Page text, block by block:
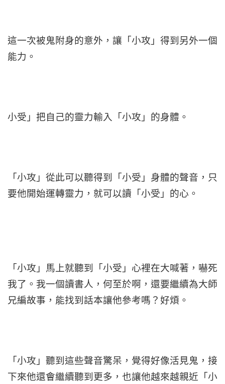
這一次被鬼附身的意外，讓「小攻」得到另外一個
能力。
小受」把自己的靈力輸入「小攻」的身體。
「小攻」從此可以聽得到「小受」身體的聲音，只
要他開始運轉靈力，就可以讀「小受」的心。
「小攻」馬上就聽到「小受」心裡在大喊著，嚇死
我了。我一個讀書人，何至於啊，還要繼續為大師
兄編故事，能找到話本讓他參考嗎？好煩。
「小攻」聽到這些聲音驚呆，覺得好像活見鬼，接
下來他還會繼續聽到更多，也讓他越來越親近「小